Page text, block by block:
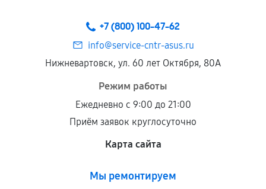
+7 (800) 100-47-62
info@service-cntr-asus.ru
Нижневартовск, ул. 60 лет Октября, 80А
Режим работы
Ежедневно с 9:00 до 21:00
Приём заявок круглосуточно
Карта сайта
Мы ремонтируем